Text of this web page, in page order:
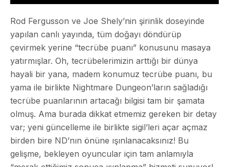
Rod Fergusson ve Joe Shely’nin şirinlik doseyinde
yapılan canlı yayında, tüm doğayı döndürüp
çevirmek yerine “tecrübe puanı” konusunu masaya
yatırmışlar. Oh, tecrübelerimizin arttığı bir dünya
hayali bir yana, madem konumuz tecrübe puanı, bu
yama ile birlikte Nightmare Dungeon’ların sağladığı
tecrübe puanlarının artacağı bilgisi tam bir şamata
olmuş. Ama burada dikkat etmemiz gereken bir detay
var; yeni güncelleme ile birlikte sigil’leri açar açmaz
birden bire ND’nın önüne ışınlanacaksınız! Bu
gelişme, bekleyen oyuncular için tam anlamıyla